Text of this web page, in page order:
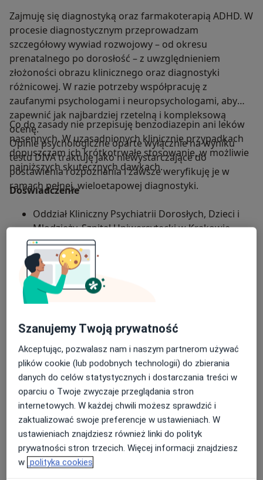
Zajmuję się diagnostyką oraz farmakoterapią ADHD. W
procesie diagnostycznym przeprowadzam
szczegółowy wywiad rozwojowy – od okresu
prenatalnego po dorosłość – z uwzględnieniem
złożoności obrazu klinicznego oraz diagnostyki
różnicowej. W razie potrzeby współpracuję z
zaufanymi psychologami i neuropsychologami, aby
zapewnić jak najbardziej rzetelną i kompleksową
ocenę.
Opinie psychologiczne oparte wyłącznie na wyniku
testu DIVA traktuję jako niewystarczające do
postawienia rozpoznania i zawsze weryfikuję je w
ramach pełnej, wieloetapowej diagnostyki.
Co do zasady nie przepisuję benzodiazepin ani leków
nasennych. W uzasadnionych klinicznie przypadkach
dopuszczam ich krótkotrwałe stosowanie, w możliwie
najniższych skutecznych dawkach.
Doświadczenie
Oddział Kliniczny Psychiatrii Dorosłych, Dzieci i
Młodzieży, Szpital Uniwersytecki w Krakowie,
Oddziały Ogólnopsychiatryczne (dla dorosłych
oraz młodzieży), profilowane oddziały dzienne,
Dyżury nocne,
Krakowie,
Specjalność: Psychiatra Kraków.
Wykształcenie
Collegium Medicum Uniwersytetu Jagiellońskiego
w Krakowie,
Staż lekarski w 5 Wojskowym Szpitalu Klinicznym
w Krakowie,
Szanujemy Twoją prywatność
Akceptując, pozwalasz nam i naszym partnerom używać
plików cookie (lub podobnych technologii) do zbierania
danych do celów statystycznych i dostarczania treści w
oparciu o Twoje zwyczaje przeglądania stron
internetowych. W każdej chwili możesz sprawdzić i
zaktualizować swoje preferencje w ustawieniach. W
ustawieniach znajdziesz również linki do polityk
prywatności stron trzecich. Więcej informacji znajdziesz
w polityka cookies